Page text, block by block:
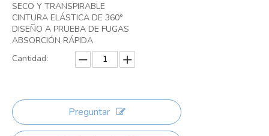
SECO Y TRANSPIRABLE
CINTURA ELÁSTICA DE 360°
DISEÑO A PRUEBA DE FUGAS
ABSORCIÓN RÁPIDA
Cantidad:
Preguntar